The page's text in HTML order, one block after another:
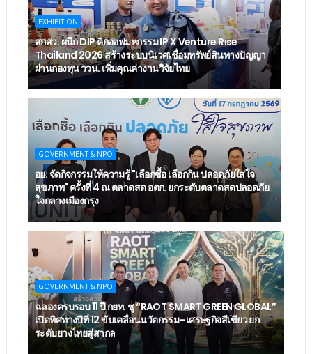
EXHIBITION
สกสว. ผนึก DIP คิกออฟมหกรรม IP X Venture Rise
Thailand 2026 สร้างระบบนิเวศเชื่อมทรัพย์สินทางปัญญา
ผ่านกองทุน ววน. เพิ่มคุณค่างานวิจัยไทย
GOVERNMENT & NPO
อย. จัดกิจกรรมให้ความรู้ "เลือกซื้อ เลือกกิน ปลอดภัยใส่ใจ
สุขภาพ" ครั้งที่ 4 ณ ตลาดสด อตก. ยกระดับตลาดสดปลอดภัย
ใจกลางเมืองกรุง
GOVERNMENT & NPO
ฉลองครบรอบ 11 ปี กยท. ชู “RAOT SMART GREEN GLOBAL”
เปิดทิศทางปีที่ 12 ขับเคลื่อนนวัตกรรม–เศรษฐกิจสีเขียว ยก
ระดับยางไทยสู่สากล